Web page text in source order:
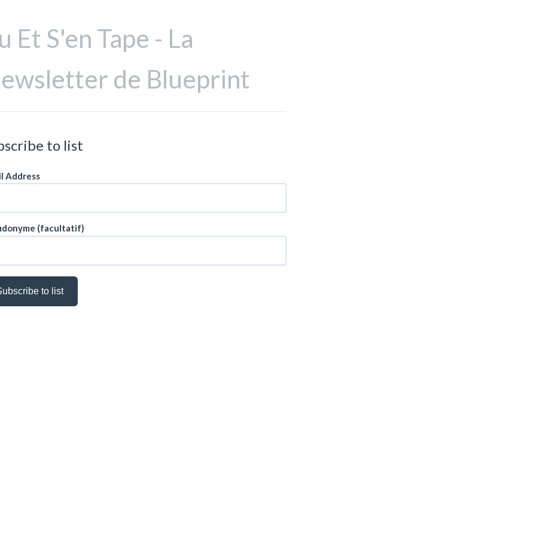
Et S'en Tape - La
de Blueprint
to list
Address
(facultatif)
to list